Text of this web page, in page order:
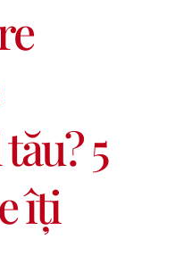
5
îți